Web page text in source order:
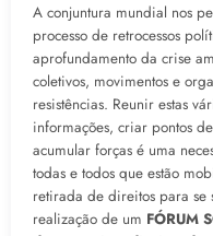
A conjuntura mundial nos
processo de retrocessos
aprofundamento da crise
coletivos, movimentos e
resistências. Reunir estas
informações, criar pontos
acumular forças é uma
todas e todos que estão
retirada de direitos para se
realização de um FÓRUM